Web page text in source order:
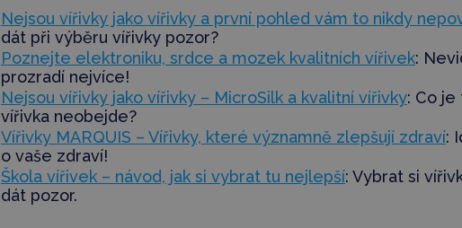
Nejsou vířivky jako vířivky a první pohled vám to nikdy
dát při výběru vířivky pozor?
Poznejte elektroniku, srdce a mozek kvalitních vířivek:
prozradí nejvíce!
Nejsou vířivky jako vířivky – MicroSilk a kvalitní vířivky: Co je
vířivka neobejde?
Vířivky MARQUIS – Vířivky, které významně zlepšují zdraví:
o vaše zdraví!
Škola vířivek – návod, jak si vybrat tu nejlepší: Vybrat si
dát pozor.